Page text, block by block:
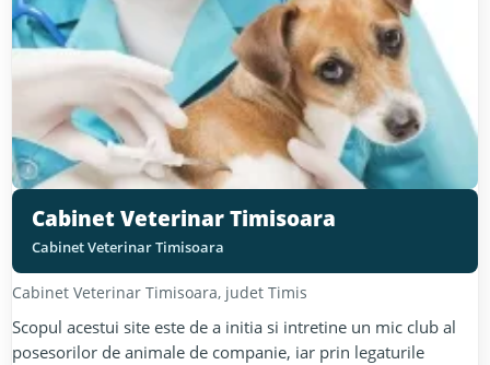
Cabinet Veterinar Timisoara
Cabinet Veterinar Timisoara
Cabinet Veterinar Timisoara, judet Timis
Scopul acestui site este de a initia si intretine un mic club al
posesorilor de animale de companie, iar prin legaturile